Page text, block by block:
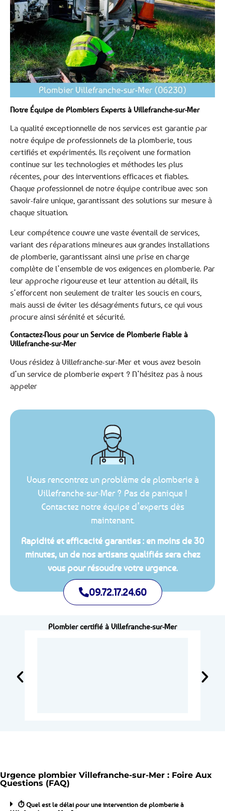
Notre Équipe de Plombiers Experts à Villefranche-sur-Mer
La qualité exceptionnelle de nos services est garantie par
notre équipe de professionnels de la plomberie, tous
certifiés et expérimentés. Ils reçoivent une formation
continue sur les technologies et méthodes les plus
récentes, pour des interventions efficaces et fiables.
Chaque professionnel de notre équipe contribue avec son
savoir-faire unique, garantissant des solutions sur mesure à
chaque situation.
Leur compétence couvre une vaste éventail de services,
variant des réparations mineures aux grandes installations
de plomberie, garantissant ainsi une prise en charge
complète de l’ensemble de vos exigences en plomberie. Par
leur approche rigoureuse et leur attention au détail, ils
s’efforcent non seulement de traiter les soucis en cours,
mais aussi de éviter les désagréments futurs, ce qui vous
procure ainsi sérénité et sécurité.
Contactez-Nous pour un Service de Plomberie Fiable à
Villefranche-sur-Mer
Vous résidez à Villefranche-sur-Mer et vous avez besoin
d’un service de plomberie expert ? N’hésitez pas à nous
appeler
Vous rencontrez un problème de plomberie à
Villefranche-sur-Mer ? Pas de panique !
Contactez notre équipe d’experts dès
maintenant.
Rapidité et efficacité garanties : en moins de 30
minutes, un de nos artisans qualifiés sera chez
vous pour résoudre votre urgence.
09.72.17.24.60
Plombier certifié à Villefranche-sur-Mer
Urgence plombier Villefranche-sur-Mer : Foire Aux
Questions (FAQ)
⏱️ Quel est le délai pour une intervention de plomberie à